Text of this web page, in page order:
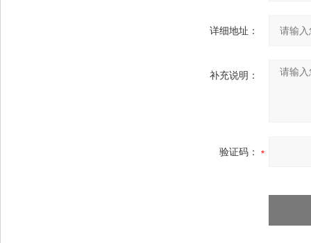
详细地址：
补充说明：
验证码：